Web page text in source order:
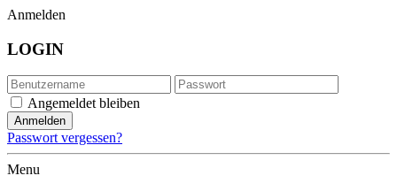
Anmelden
LOGIN
Angemeldet bleiben
Passwort vergessen?
Menu